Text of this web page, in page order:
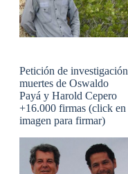
Petición de investigación
muertes de Oswaldo
Payá y Harold Cepero
+16.000 firmas (click en
imagen para firmar)